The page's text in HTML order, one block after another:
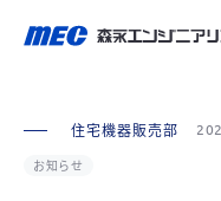
住宅機器販売部
お知らせ